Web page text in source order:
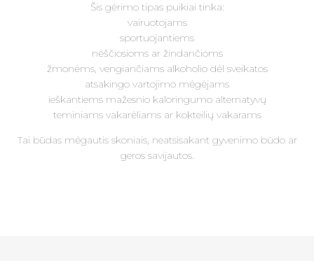
Šis gėrimo tipas puikiai tinka:
vairuotojams
sportuojantiems
nėščiosioms ar žindančioms
žmonėms, vengiančiams alkoholio dėl sveikatos
atsakingo vartojimo mėgėjams
ieškantiems mažesnio kaloringumo alternatyvų
teminiams vakarėliams ar kokteilių vakarams
Tai būdas mėgautis skoniais, neatsisakant gyvenimo būdo ar
geros savijautos.